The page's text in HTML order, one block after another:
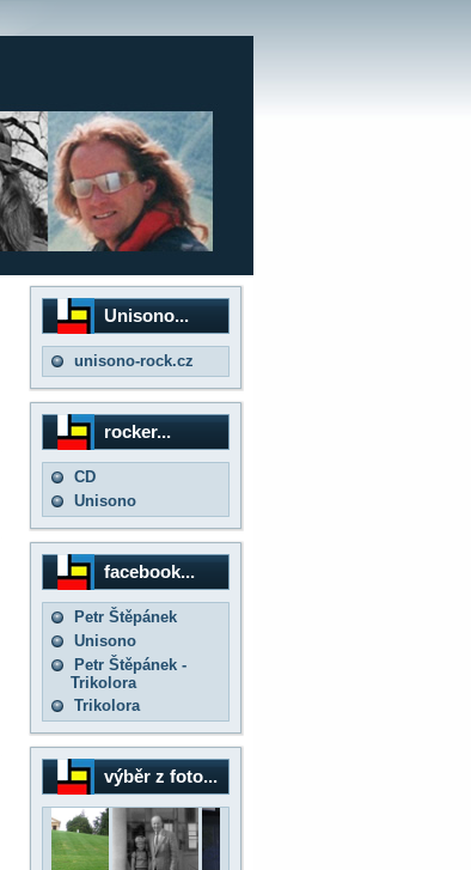
Unisono...
unisono-rock.cz
rocker...
CD
Unisono
facebook...
Petr Štěpánek
Unisono
Petr Štěpánek -
Trikolora
Trikolora
výběr z foto...